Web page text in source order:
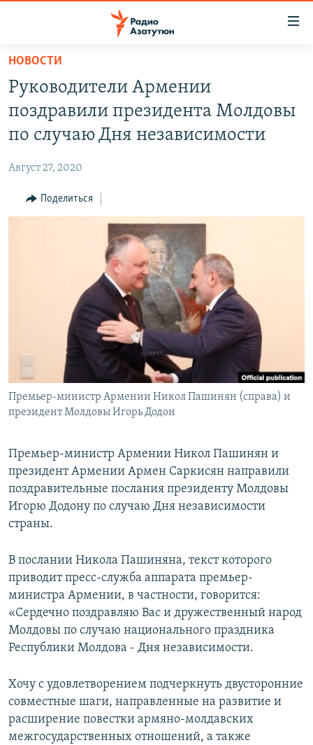
Перейти
основному
содержанию
Перейти
основной
навигации
Перейти
НОВОСТИ
ПОЛИТИКА
ЭКОНОМИКА
РЕГИОН
НАГОРНЫЙ КАРАБАХ
Հայերեն
English
Русский
НОВОСТИ
Руководители Армении
поздравили президента Молдовы
по случаю Дня независимости
Август 27, 2020
Поделиться
Премьер-министр Армении Никол Пашинян (справа) и
президент Молдовы Игорь Додон
Премьер-министр Армении Никол Пашинян и
президент Армении Армен Саркисян направили
поздравительные послания президенту Молдовы
Игорю Додону по случаю Дня независимости
страны.
В послании Никола Пашиняна, текст которого
приводит пресс-служба аппарата премьер-
министра Армении, в частности, говорится:
«Сердечно поздравляю Вас и дружественный народ
Молдовы по случаю национального праздника
Республики Молдова - Дня независимости.
Хочу с удовлетворением подчеркнуть двусторонние
совместные шаги, направленные на развитие и
расширение повестки армяно-молдавских
межгосударственных отношений, а также